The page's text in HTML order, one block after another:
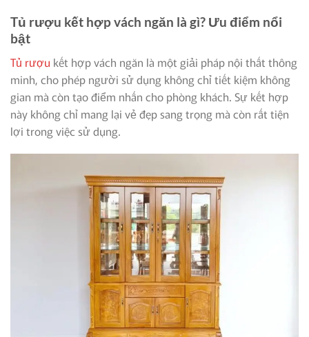
Tủ rượu kết hợp vách ngăn là gì? Ưu điểm nổi
bật
Tủ rượu kết hợp vách ngăn là một giải pháp nội thất thông
minh, cho phép người sử dụng không chỉ tiết kiệm không
gian mà còn tạo điểm nhấn cho phòng khách. Sự kết hợp
này không chỉ mang lại vẻ đẹp sang trọng mà còn rất tiện
lợi trong việc sử dụng.